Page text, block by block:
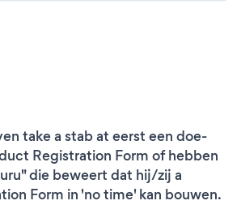
take a stab at eerst een doe-
Registration Form of hebben
die beweert dat hij/zij a
Form in 'no time' kan bouwen.